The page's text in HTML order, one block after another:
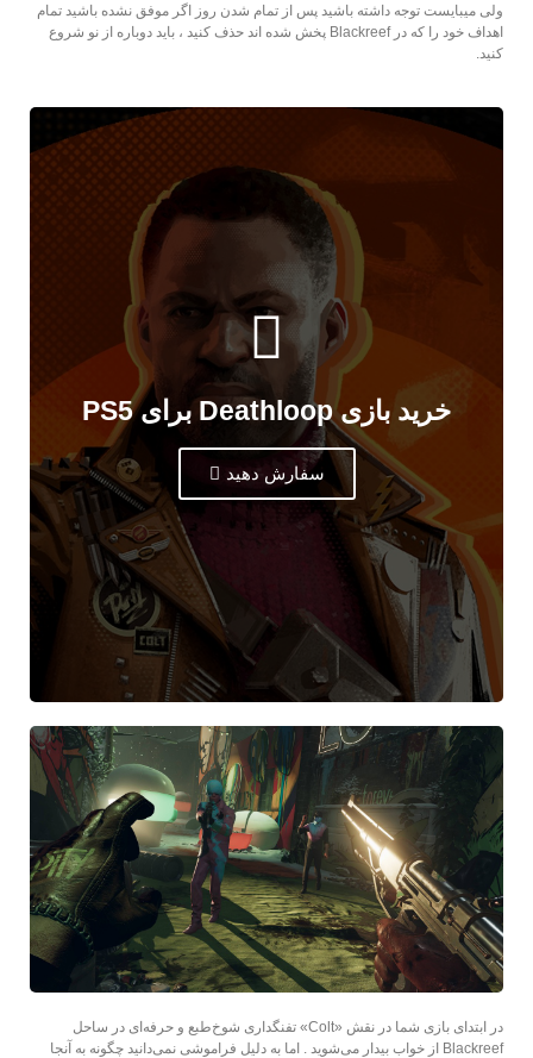
ولی میبایست توجه داشته باشید پس از تمام شدن روز اگر موفق نشده باشید تمام
اهداف خود را که در Blackreef پخش شده اند حذف کنید ، باید دوباره از نو شروع
کنید.
خرید بازی Deathloop برای PS5
سفارش دهید
در ابتدای بازی شما در نقش «Colt» تفنگداری شوخ‌طبع و حرفه‌ای در ساحل
Blackreef از خواب بیدار می‌شوید . اما به دلیل فراموشی نمی‌دانید چگونه به آنجا